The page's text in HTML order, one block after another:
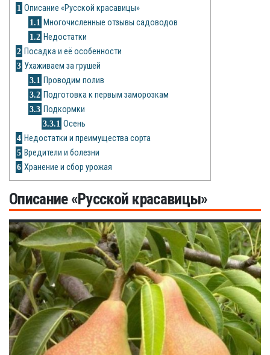
Рецепты
О сайте
1 Описание «Русской красавицы»
1.1 Многочисленные отзывы садоводов
1.2 Недостатки
2 Посадка и её особенности
3 Ухаживаем за грушей
3.1 Проводим полив
3.2 Подготовка к первым заморозкам
3.3 Подкормки
3.3.1 Осень
4 Недостатки и преимущества сорта
5 Вредители и болезни
6 Хранение и сбор урожая
Описание «Русской красавицы»